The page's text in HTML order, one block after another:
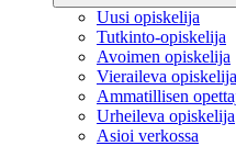
Uusi opiskelija
Tutkinto-opiskelija
Avoimen opiskelija
Vieraileva opiskelija
Ammatillisen
Urheileva opiskelija
Asioi verkossa